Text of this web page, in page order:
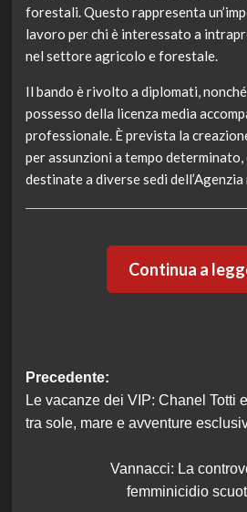
forestali. Questo rappresenta
lavoro per chi è interessato a
nel settore agricolo e forestale.
Il bando è rivolto a diplomati,
possesso della licenza media
professionale. È prevista la
per assunzioni a tempo determinato,
destinate a diverse sedi
Continua a
Navigazione
articolo
Precedente:
Le vacanze dei VIP: Chanel Totti
tra sole, mare e avventure
Vannacci: La
femminicidio